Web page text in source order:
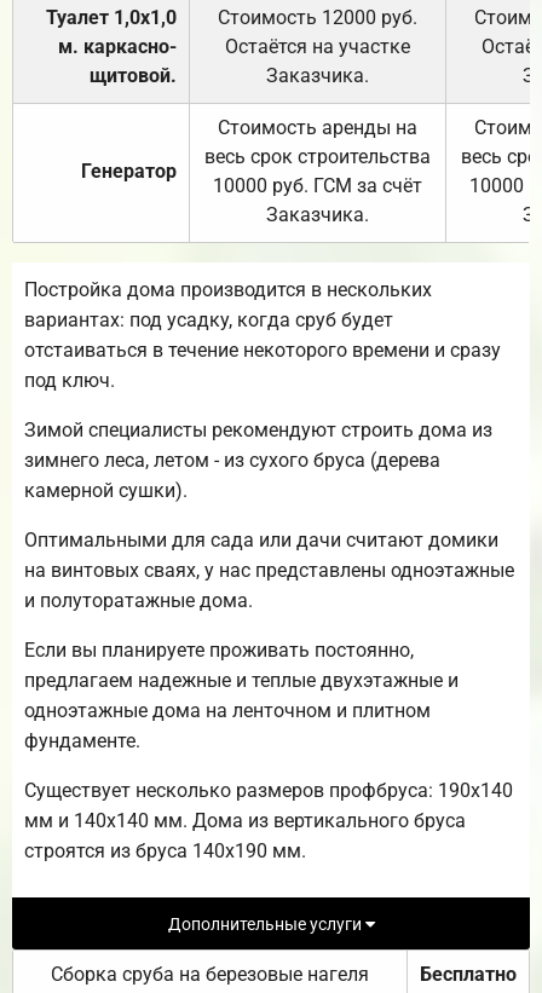
Туалет 1,0х1,0
м. каркасно-
щитовой.
Стоимость 12000 руб.
Остаётся на участке
Заказчика.
Генератор
Стоимость аренды на
весь срок строительства
10000 руб. ГСМ за счёт
Заказчика.
весь
10000
Постройка дома производится в нескольких
вариантах: под усадку, когда сруб будет
отстаиваться в течение некоторого времени и сразу
под ключ.
Зимой специалисты рекомендуют строить дома из
зимнего леса, летом - из сухого бруса (дерева
камерной сушки).
Оптимальными для сада или дачи считают домики
на винтовых сваях, у нас представлены одноэтажные
и полуторатажные дома.
Если вы планируете проживать постоянно,
предлагаем надежные и теплые двухэтажные и
одноэтажные дома на ленточном и плитном
фундаменте.
Существует несколько размеров профбруса: 190х140
мм и 140х140 мм. Дома из вертикального бруса
строятся из бруса 140х190 мм.
Дополнительные услуги
Сборка сруба на березовые нагеля Бесплатно